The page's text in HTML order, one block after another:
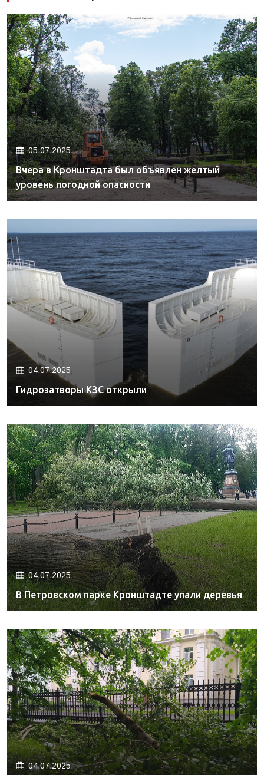
05.07.2025.
Вчера в Кронштадта был объявлен желтый
уровень погодной опасности
04.07.2025.
Гидрозатворы КЗС открыли
04.07.2025.
В Петровском парке Кронштадте упали деревья
04.07.2025.